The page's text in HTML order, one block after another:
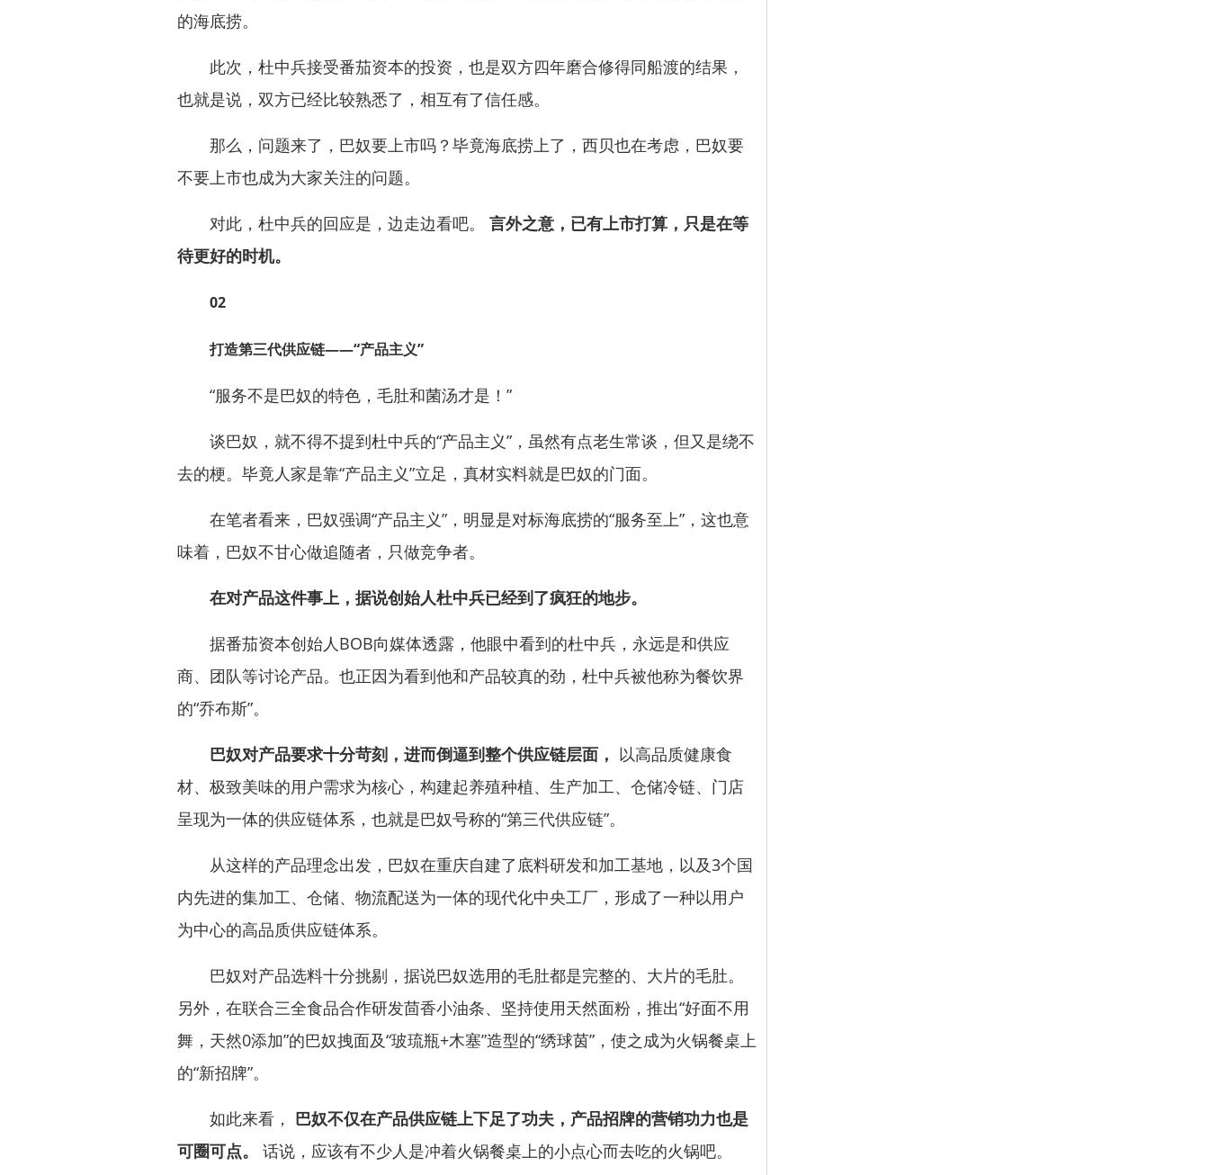
的海底捞。
此次，杜中兵接受番茄资本的投资，也是双方四年磨合修得同船渡的结果，
也就是说，双方已经比较熟悉了，相互有了信任感。
那么，问题来了，巴奴要上市吗？毕竟海底捞上了，西贝也在考虑，巴奴要
不要上市也成为大家关注的问题。
对此，杜中兵的回应是，边走边看吧。
言外之意，已有上市打算，只是在等
待更好的时机。
02
打造第三代供应链——“产品主义”
“服务不是巴奴的特色，毛肚和菌汤才是！”
谈巴奴，就不得不提到杜中兵的“产品主义”，虽然有点老生常谈，但又是绕不
去的梗。毕竟人家是靠“产品主义”立足，真材实料就是巴奴的门面。
在笔者看来，巴奴强调“产品主义”，明显是对标海底捞的“服务至上”，这也意
味着，巴奴不甘心做追随者，只做竞争者。
在对产品这件事上，据说创始人杜中兵已经到了疯狂的地步。
据番茄资本创始人BOB向媒体透露，他眼中看到的杜中兵，永远是和供应
商、团队等讨论产品。也正因为看到他和产品较真的劲，杜中兵被他称为餐饮界
的“乔布斯”。
巴奴对产品要求十分苛刻，进而倒逼到整个供应链层面， 以高品质健康食
材、极致美味的用户需求为核心，构建起养殖种植、生产加工、仓储冷链、门店
呈现为一体的供应链体系，也就是巴奴号称的“第三代供应链”。
从这样的产品理念出发，巴奴在重庆自建了底料研发和加工基地，以及3个国
内先进的集加工、仓储、物流配送为一体的现代化中央工厂，形成了一种以用户
为中心的高品质供应链体系。
巴奴对产品选料十分挑剔，据说巴奴选用的毛肚都是完整的、大片的毛肚。
另外，在联合三全食品合作研发茴香小油条、坚持使用天然面粉，推出“好面不用
舞，天然0添加”的巴奴拽面及“玻琉瓶+木塞”造型的“绣球茵”，使之成为火锅餐桌上
的“新招牌”。
如此来看， 巴奴不仅在产品供应链上下足了功夫， 产品招牌的营销功力也是
可圈可点。
话说，应该有不少人是冲着火锅餐桌上的小点心而去吃的火锅吧。